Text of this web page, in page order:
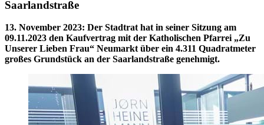
Saarlandstraße
13. November 2023: Der Stadtrat hat in seiner Sitzung am
09.11.2023 den Kaufvertrag mit der Katholischen Pfarrei „Zu
Unserer Lieben Frau“ Neumarkt über ein 4.311 Quadratmeter
großes Grundstück an der Saarlandstraße genehmigt.